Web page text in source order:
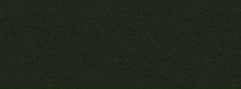
FELTÁMADT A
NAGY PÁN
RÁCZ ANDRÁS
Eredeti ár:
RIGÓJANCSI A
HAUERBŐL
LAZÁNYI BÉLA
4 700.-